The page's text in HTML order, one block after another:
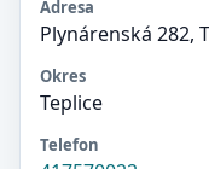
Adresa
Plynárenská 282,
Okres
Teplice
Telefon